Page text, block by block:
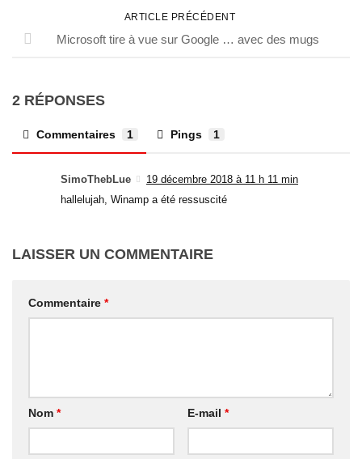
ARTICLE PRÉCÉDENT
Microsoft tire à vue sur Google … avec des mugs
2 RÉPONSES
Commentaires 1 Pings 1
SimoThebLue
19 décembre 2018 à 11 h 11 min
hallelujah, Winamp a été ressuscité
LAISSER UN COMMENTAIRE
Commentaire *
Nom * E-mail *